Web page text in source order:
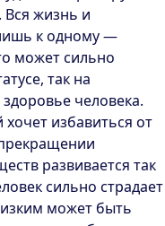
жизнь и
к одному —
может сильно
так на
человека.
избавиться от
развивается так
сильно страдает
может быть